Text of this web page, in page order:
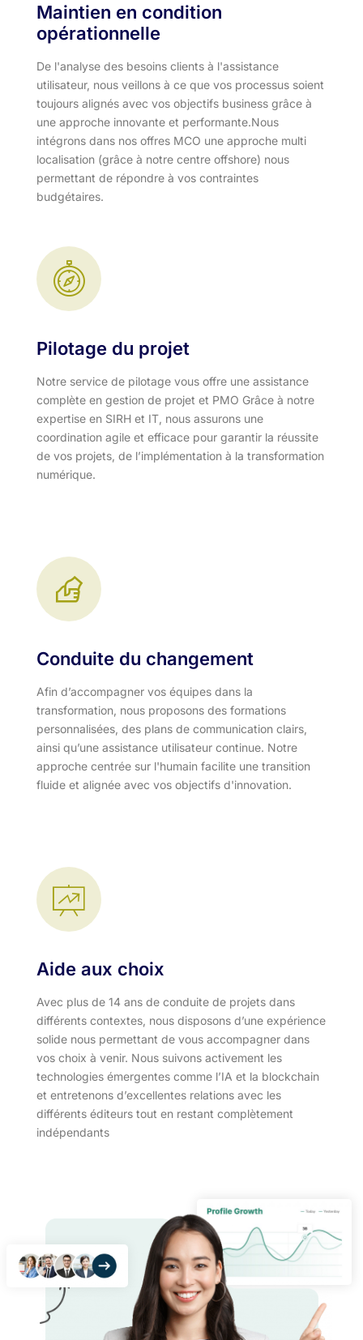
Maintien en condition
opérationnelle
De l'analyse des besoins clients à l'assistance
utilisateur, nous veillons à ce que vos processus soient
toujours alignés avec vos objectifs business grâce à
une approche innovante et performante.​ Nous
intégrons dans nos offres MCO une approche multi
localisation (grâce à notre centre offshore) nous
permettant de répondre à vos contraintes
budgétaires.
Pilotage du projet
Notre service de pilotage vous offre une assistance
complète en gestion de projet et PMO Grâce à notre
expertise en SIRH et IT, nous assurons une
coordination agile et efficace pour garantir la réussite
de vos projets, de l’implémentation à la transformation
numérique.
Conduite du changement
Afin d’accompagner vos équipes dans la
transformation, nous proposons des formations
personnalisées, des plans de communication clairs,
ainsi qu’une assistance utilisateur continue. Notre
approche centrée sur l'humain facilite une transition
fluide et alignée avec vos objectifs d'innovation.​
Aide aux choix
Avec plus de 14 ans de conduite de projets dans
différents contextes, nous disposons d’une expérience
solide nous permettant de vous accompagner dans
vos choix à venir. Nous suivons activement les
technologies émergentes comme l’IA et la blockchain
et entretenons d’excellentes relations avec les
différents éditeurs tout en restant complètement
indépendants